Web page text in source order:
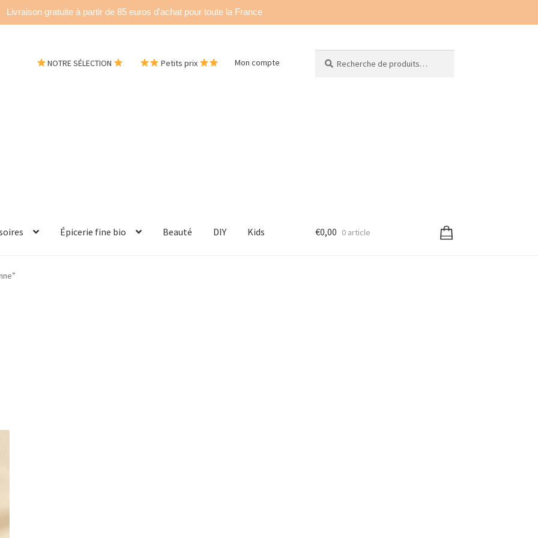
Livraison gratuite à partir de 85 euros d'achat pour toute la France
NOTRE SÉLECTION Petits prix Mon compte
pour :
Épicerie fine bio Beauté DIY Kids €0,00 0 article